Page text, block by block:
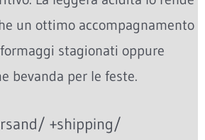
un ottimo accompagnamento
stagionati oppure
bevanda per le feste.
+shipping/